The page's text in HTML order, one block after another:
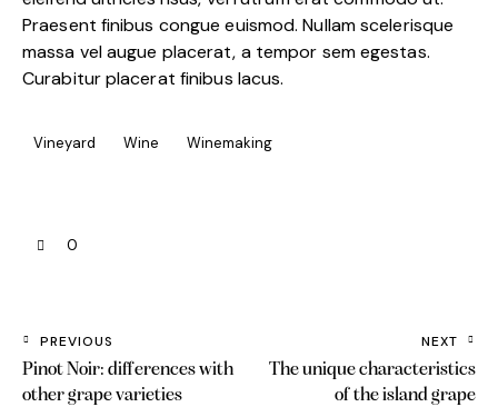
Praesent finibus congue euismod. Nullam scelerisque
massa vel augue placerat, a tempor sem egestas.
Curabitur placerat finibus lacus.
Vineyard Wine Winemaking
0
PREVIOUS
Pinot Noir: differences with
other grape varieties
NEXT
The unique characteristics
of the island grape